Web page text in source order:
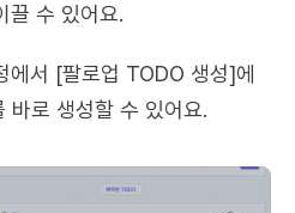
끌 수 있어요.
에서 [팔로업 TODO 생성]에
바로 생성할 수 있어요.